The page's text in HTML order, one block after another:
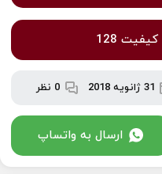
128
31 ژانویه 2018 0 نظر
ارسال به واتساپ